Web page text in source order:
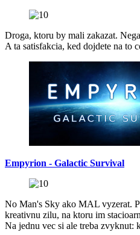
Droga, ktoru by mali zakazat.
A ta satisfakcia, ked dojdete na to
Empyrion - Galactic Survival
No Man's Sky ako MAL vyzerat.
kreativnu zilu, na ktoru im
Na jednu vec si ale treba zvyknut: